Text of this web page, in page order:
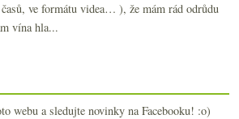
ve formátu videa… ), že mám rád odrůdu
vína hla...
webu a sledujte novinky na Facebooku! :o)